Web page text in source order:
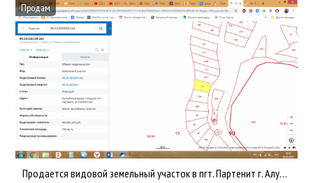
Продам
Продается видовой земельный участок в пгт. Партенит г. Алушта! Участок с уникальными видовыми характеристиками...